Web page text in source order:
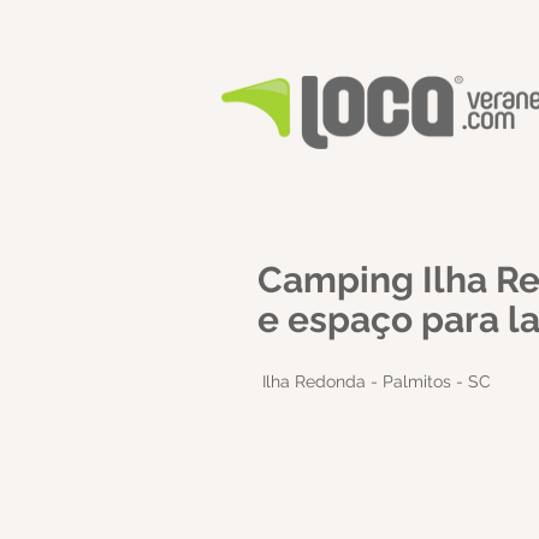
Ilha Redonda - Palmitos - SC
Camping Ilha
e espaço para